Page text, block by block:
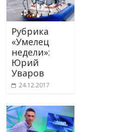
Рубрика
«Умелец
недели»:
Юрий
Уваров
24.12.2017